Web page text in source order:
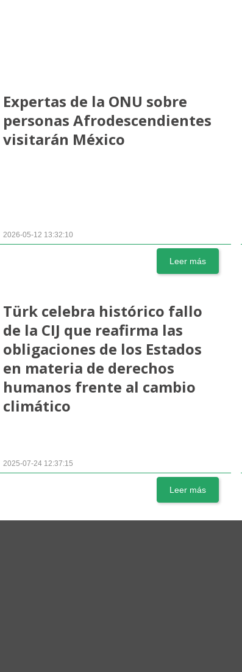
Expertas de la ONU sobre
personas Afrodescendientes
visitarán México
2026-05-12 13:32:10
Leer más
Türk celebra histórico fallo
de la CIJ que reafirma las
obligaciones de los Estados
en materia de derechos
humanos frente al cambio
climático
2025-07-24 12:37:15
Leer más